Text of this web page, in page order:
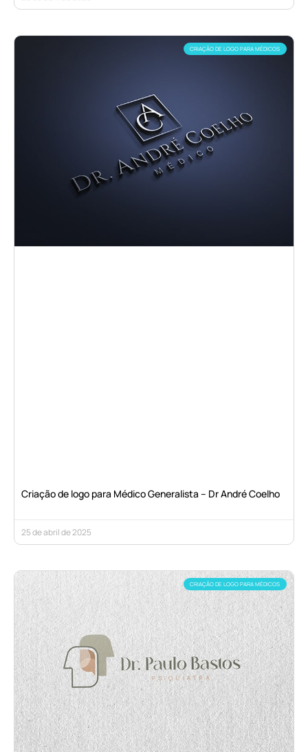
CRIAÇÃO DE LOGO PARA MÉDICOS
Criação de logo para Médico Generalista – Dr André Coelho
25 de abril de 2025
CRIAÇÃO DE LOGO PARA MÉDICOS